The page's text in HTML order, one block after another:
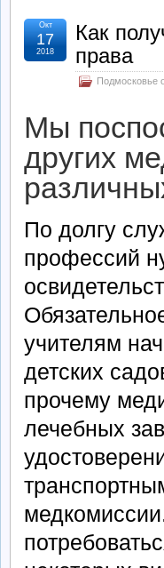
Как
права
Подмосковье
Окт
17
2018
Мы
других
По долгу
профессий
учителям
детских
прочему
лечебных